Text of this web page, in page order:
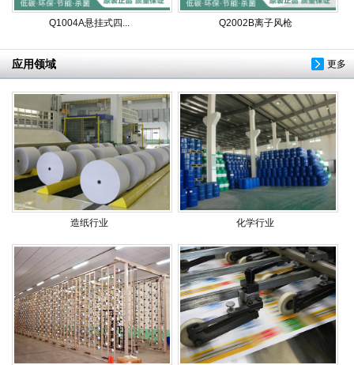
Q1004A悬挂式四... Q2002B离子风枪
更多
应用领域
造纸行业 化学行业